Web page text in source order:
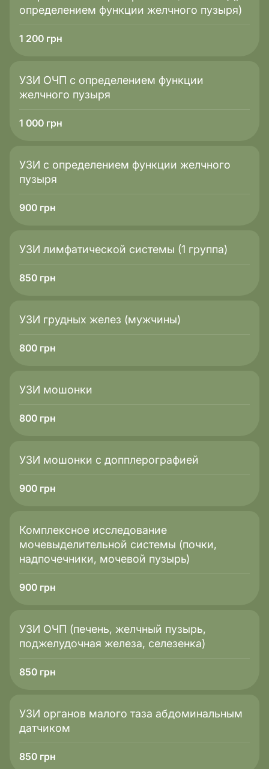
определением функции желчного пузыря)
1 200 грн
УЗИ ОЧП с определением функции
желчного пузыря
1 000 грн
УЗИ с определением функции желчного
пузыря
900 грн
УЗИ лимфатической системы (1 группа)
850 грн
УЗИ грудных желез (мужчины)
800 грн
УЗИ мошонки
800 грн
УЗИ мошонки с допплерографией
900 грн
Комплексное исследование
мочевыделительной системы (почки,
надпочечники, мочевой пузырь)
900 грн
УЗИ ОЧП (печень, желчный пузырь,
поджелудочная железа, селезенка)
850 грн
УЗИ органов малого таза абдоминальным
датчиком
850 грн